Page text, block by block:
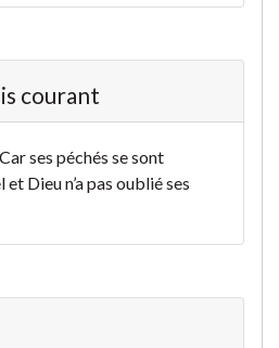
courant
Car ses péchés se sont
et Dieu n’a pas oublié ses